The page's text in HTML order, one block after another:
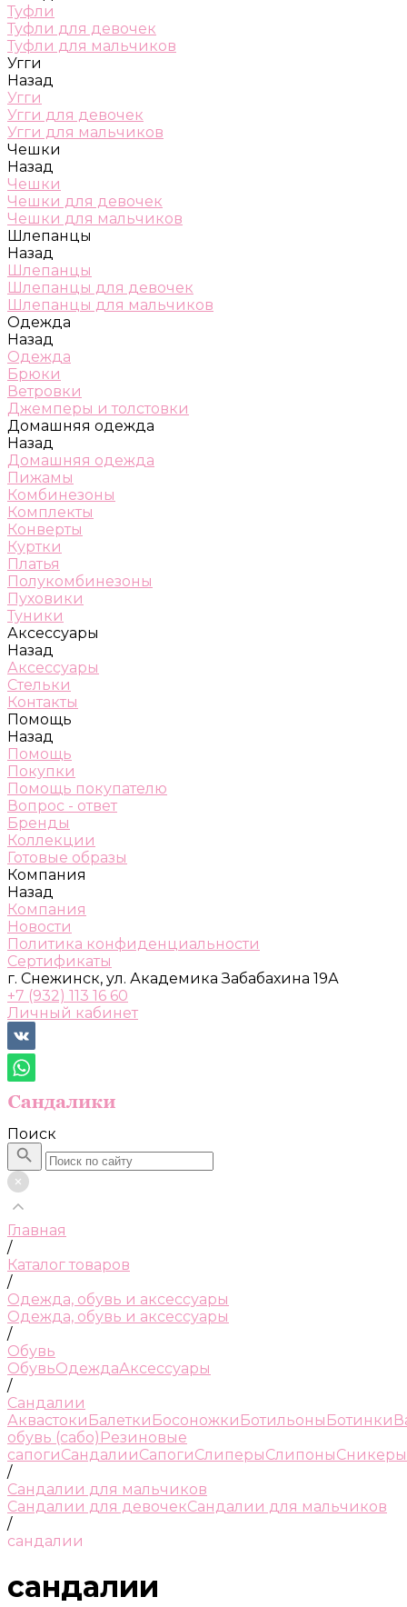
Туфли
Туфли для девочек
Туфли для мальчиков
Угги
Назад
Угги
Угги для девочек
Угги для мальчиков
Чешки
Назад
Чешки
Чешки для девочек
Чешки для мальчиков
Шлепанцы
Назад
Шлепанцы
Шлепанцы для девочек
Шлепанцы для мальчиков
Одежда
Назад
Одежда
Брюки
Ветровки
Джемперы и толстовки
Домашняя одежда
Назад
Домашняя одежда
Пижамы
Комбинезоны
Комплекты
Конверты
Куртки
Платья
Полукомбинезоны
Пуховики
Туники
Аксессуары
Назад
Аксессуары
Стельки
Контакты
Помощь
Назад
Помощь
Покупки
Помощь покупателю
Вопрос - ответ
Бренды
Коллекции
Готовые образы
Компания
Назад
Компания
Новости
Политика конфиденциальности
Сертификаты
г. Снежинск, ул. Академика Забабахина 19А
+7 (932) 113 16 60
Личный кабинет
Поиск
Главная
/
Каталог товаров
/
Одежда, обувь и аксессуары
Одежда, обувь и аксессуары
/
Обувь
ОбувьОдеждаАксессуары
/
Сандалии
Аквастоки Балетки Босоножки Ботильоны Ботинки
обувь (сабо) Резиновые
сапогиСандалииСапогиСлиперыСлипоныСникеры
/
Сандалии для мальчиков
Сандалии для девочекСандалии для мальчиков
/
сандалии
сандалии